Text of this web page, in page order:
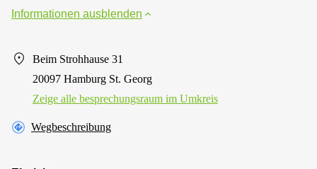
Informationen ausblenden
Beim Strohhause 31
20097 Hamburg St. Georg
Zeige alle besprechungsraum im Umkreis
Wegbeschreibung